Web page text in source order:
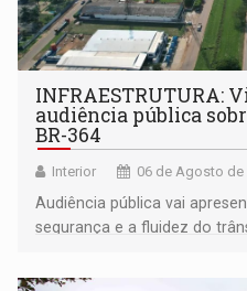
INFRAESTRUTURA:
audiência pública
BR-364
Interior 06 de Agosto de
Audiência pública vai
segurança e a fluidez do